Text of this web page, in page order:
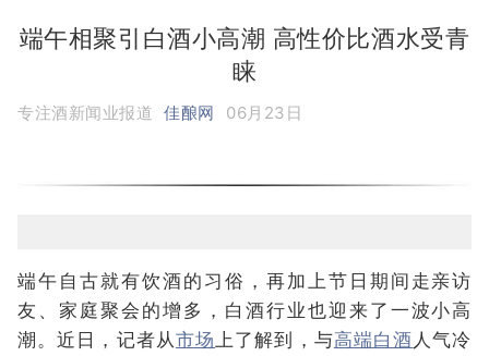
端午相聚引白酒小高潮 高性价比酒水受青
睐
专注酒新闻业报道 佳酿网 06月23日
端午自古就有饮酒的习俗，再加上节日期间走亲访
友、家庭聚会的增多，白酒行业也迎来了一波小高
潮。近日，记者从市场 上了解到，与高端白酒 人气冷